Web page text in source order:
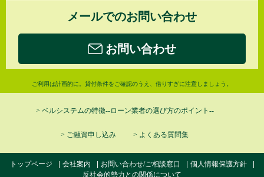
メールでのお問い合わせ
お問い合わせ
ご利用は計画的に。貸付条件をご確認のうえ、借りすぎに注意しましょう。
> ベルシステムの特徴--ローン業者の選び方のポイント--
> ご融資申し込み > よくある質問集
トップページ 会社案内 お問い合わせ/ご相談窓口
個人情報保護方針
反社会的勢力との関係について